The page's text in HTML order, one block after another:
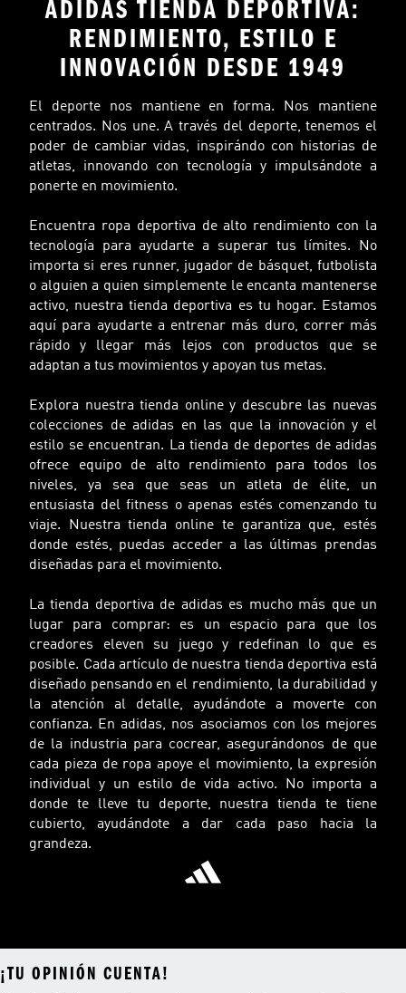
ADIDAS TIENDA DEPORTIVA:
RENDIMIENTO, ESTILO E
INNOVACIÓN DESDE 1949
El deporte nos mantiene en forma. Nos mantiene
centrados. Nos une. A través del deporte, tenemos el
poder de cambiar vidas, inspirándo con historias de
atletas, innovando con tecnología y impulsándote a
ponerte en movimiento.
Encuentra ropa deportiva de alto rendimiento con la
tecnología para ayudarte a superar tus límites. No
importa si eres runner, jugador de básquet, futbolista
o alguien a quien simplemente le encanta mantenerse
activo, nuestra tienda deportiva es tu hogar. Estamos
aquí para ayudarte a entrenar más duro, correr más
rápido y llegar más lejos con productos que se
adaptan a tus movimientos y apoyan tus metas.
Explora nuestra tienda online y descubre las nuevas
colecciones de adidas en las que la innovación y el
estilo se encuentran. La tienda de deportes de adidas
ofrece equipo de alto rendimiento para todos los
niveles, ya sea que seas un atleta de élite, un
entusiasta del fitness o apenas estés comenzando tu
viaje. Nuestra tienda online te garantiza que, estés
donde estés, puedas acceder a las últimas prendas
diseñadas para el movimiento.
La tienda deportiva de adidas es mucho más que un
lugar para comprar: es un espacio para que los
creadores eleven su juego y redefinan lo que es
posible. Cada artículo de nuestra tienda deportiva está
diseñado pensando en el rendimiento, la durabilidad y
la atención al detalle, ayudándote a moverte con
confianza. En adidas, nos asociamos con los mejores
de la industria para cocrear, asegurándonos de que
cada pieza de ropa apoye el movimiento, la expresión
individual y un estilo de vida activo. No importa a
donde te lleve tu deporte, nuestra tienda te tiene
cubierto, ayudándote a dar cada paso hacia la
grandeza.
¡TU OPINIÓN CUENTA!